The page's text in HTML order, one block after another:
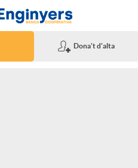
Dona't d'alta